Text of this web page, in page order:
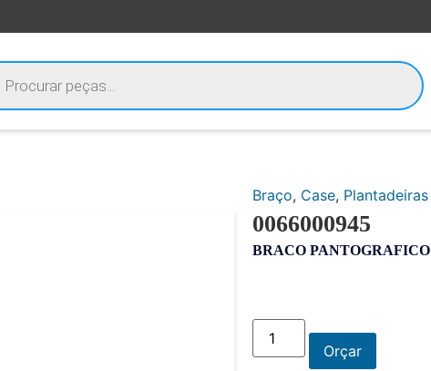
Braço, Case, Plantadeiras
0066000945
BRACO PANTOGRAFICO
Orçar